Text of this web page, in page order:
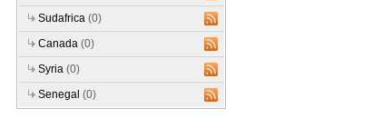
Sudafrica(0)
Canada(0)
Syria(0)
Senegal(0)